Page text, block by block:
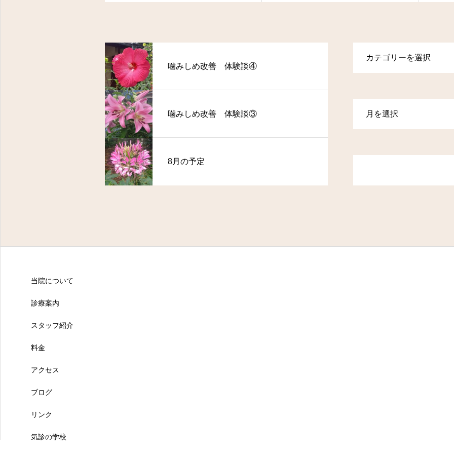
噛みしめ改善 体験談④
噛みしめ改善 体験談③
8月の予定
当院について
診療案内
スタッフ紹介
料金
アクセス
ブログ
リンク
気診の学校